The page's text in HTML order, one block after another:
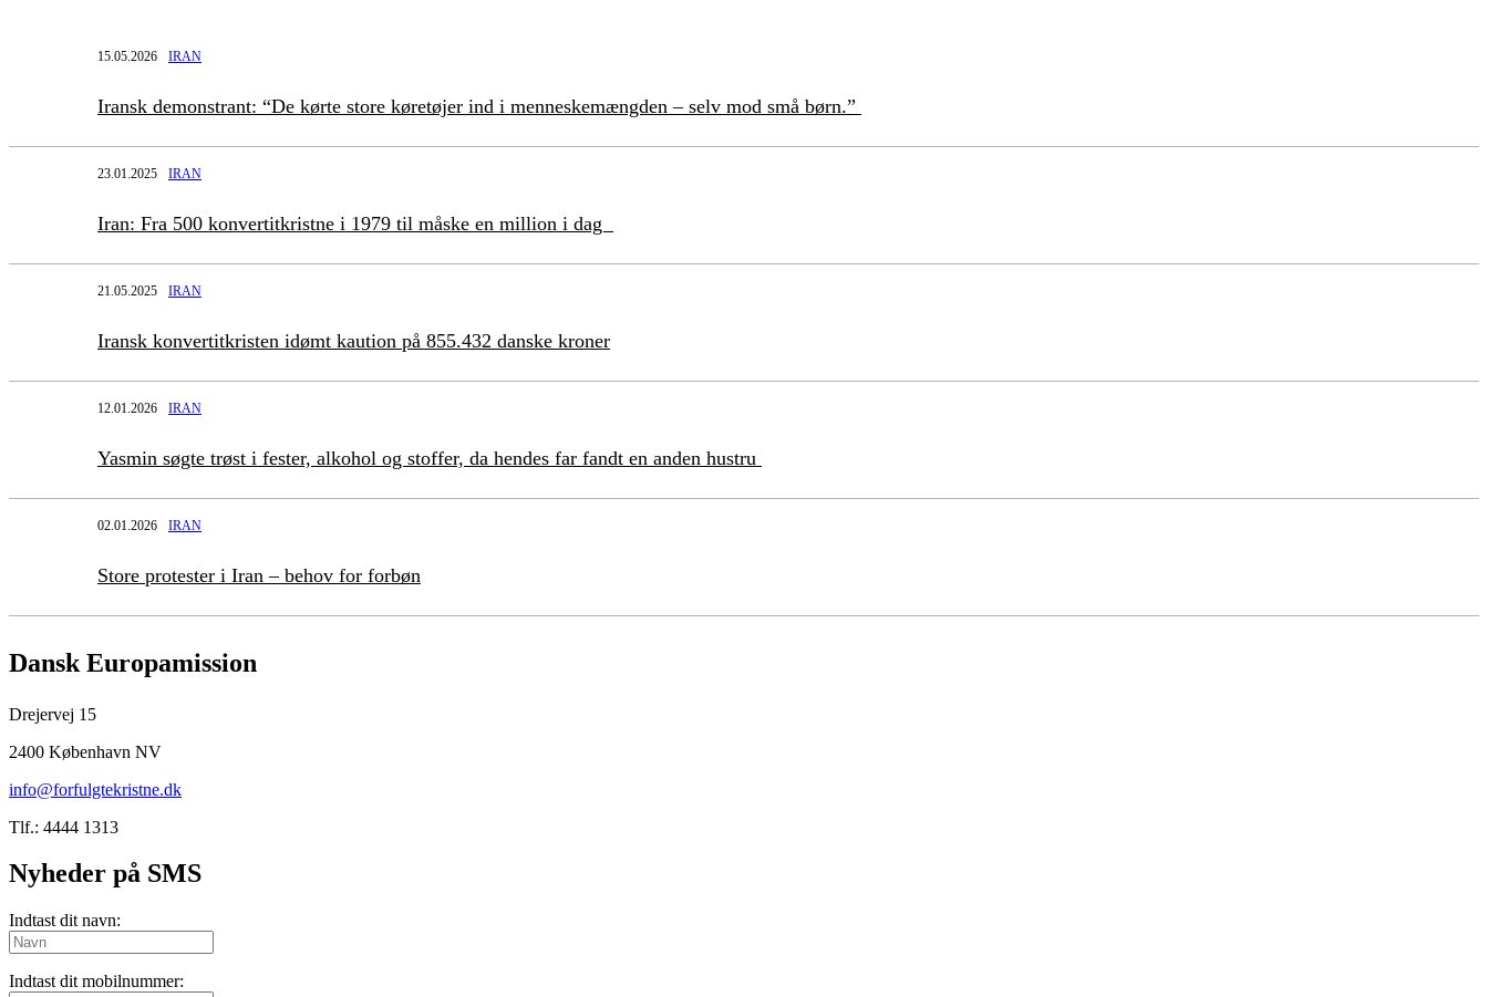
15.05.2026 IRAN
Iransk demonstrant: “De kørte store køretøjer ind i menneskemængden – selv mod små børn.”
23.01.2025 IRAN
Iran: Fra 500 konvertitkristne i 1979 til måske en million i dag
21.05.2025 IRAN
Iransk konvertitkristen idømt kaution på 855.432 danske kroner
12.01.2026 IRAN
Yasmin søgte trøst i fester, alkohol og stoffer, da hendes far fandt en anden hustru
02.01.2026 IRAN
Store protester i Iran – behov for forbøn
Dansk Europamission
Drejervej 15
2400 København NV
info@forfulgtekristne.dk
Tlf.: 4444 1313
Nyheder på SMS
Indtast dit navn:
Indtast dit mobilnummer: